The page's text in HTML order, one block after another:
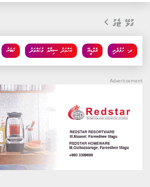
ގުޅޭ ޓެގު
ޚަބަރު އަހްމަދު ސިޔާމް މުޙައްމަދު އެމްޑީއޭ ދ. ހުޅުދެލި